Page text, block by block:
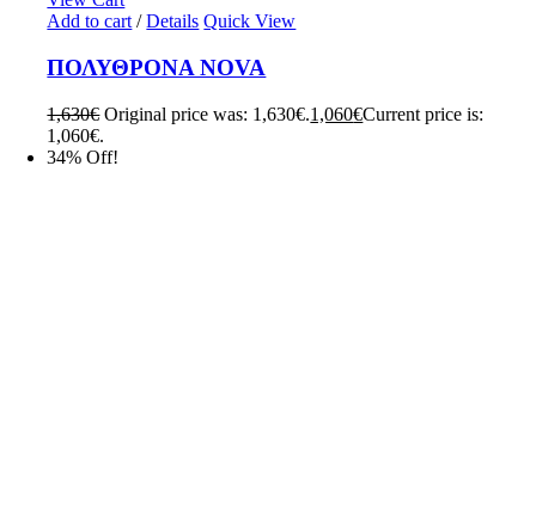
Add to cart / Details Quick View
ΠΟΛΥΘΡΟΝΑ NOVA
1,630€ Original price was: 1,630€.1,060€Current price is:
1,060€.
34% Off!